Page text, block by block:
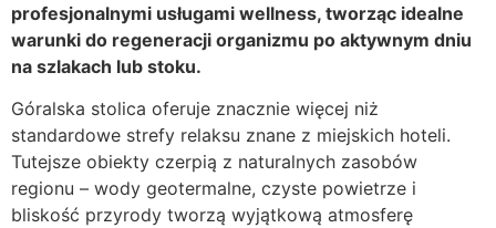
profesjonalnymi usługami wellness, tworząc idealne
warunki do regeneracji organizmu po aktywnym dniu
na szlakach lub stoku.
Góralska stolica oferuje znacznie więcej niż
standardowe strefy relaksu znane z miejskich hoteli.
Tutejsze obiekty czerpią z naturalnych zasobów
regionu – wody geotermalne, czyste powietrze i
bliskość przyrody tworzą wyjątkową atmosferę